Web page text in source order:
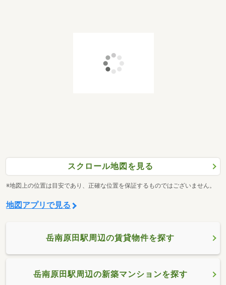
スクロール地図を見る
※地図上の位置は目安であり、正確な位置を保証するものではございません。
地図アプリで見る
岳南原田駅周辺の賃貸物件を探す
岳南原田駅周辺の新築マンションを探す